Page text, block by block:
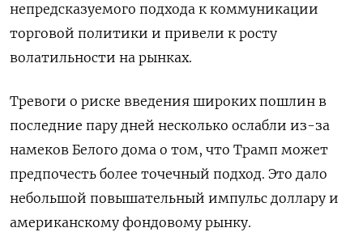
непредсказуемого подхода к коммуникации
торговой политики и привели к росту
волатильности на рынках.
Тревоги о риске введения широких пошлин в
последние пару дней несколько ослабли из-за
намеков Белого дома о том, что Трамп может
предпочесть более точечный подход. Это дало
небольшой повышательный импульс доллару и
американскому фондовому рынку.